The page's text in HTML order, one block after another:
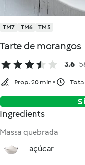
TM7 TM6 TM5
Tarte de morangos
3.6
Prep. 20 min
Ingredients
Massa quebrada
açúcar